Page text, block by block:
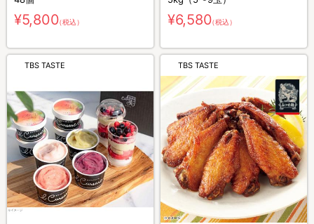
¥5,800（税込） ¥6,580（税込）
TBS TASTE TBS TASTE